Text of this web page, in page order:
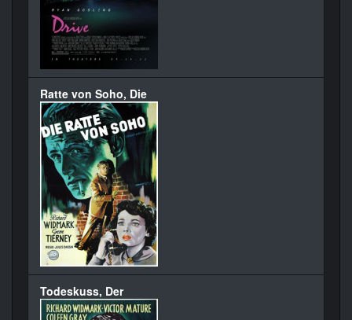
Ratte von Soho, Die
Todeskuss, Der